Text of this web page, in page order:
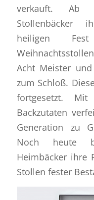
verkauft. Ab
Stollenbäcker
heiligen
Acht Meister
zum Schloß.
fortgesetzt.
Backzutaten
Generation zu
Noch heute
Heimbäcker ihre
Stollen fester